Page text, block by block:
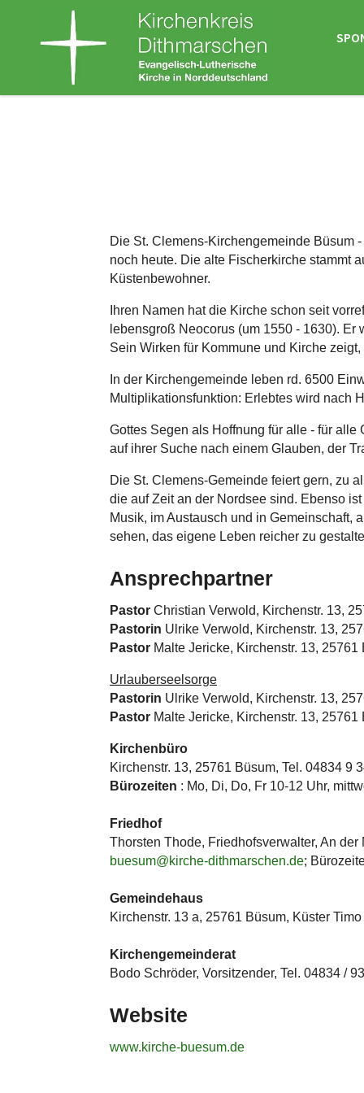
Die St. Clemens-Kirchengemeinde Büsum
noch heute. Die alte Fischerkirche stammt
Küstenbewohner.
Ihren Namen hat die Kirche schon seit
lebensgroß Neocorus (um 1550 - 1630).
Sein Wirken für Kommune und Kirche
In der Kirchengemeinde leben rd. 6500
Multiplikationsfunktion: Erlebtes wird nach
Gottes Segen als Hoffnung für alle - für
auf ihrer Suche nach einem Glauben, der
Die St. Clemens-Gemeinde feiert gern, zu
die auf Zeit an der Nordsee sind. Ebenso
Musik, im Austausch und in Gemeinschaft,
sehen, das eigene Leben reicher zu
Ansprechpartner
Pastor Christian Verwold, Kirchenstr. 13,
Pastorin Ulrike Verwold, Kirchenstr. 13,
Pastor Malte Jericke, Kirchenstr. 13,
Urlauberseelsorge
Pastorin Ulrike Verwold, Kirchenstr. 13,
Pastor Malte Jericke, Kirchenstr. 13,
Kirchenbüro
Kirchenstr. 13, 25761 Büsum, Tel. 04834 9
Bürozeiten : Mo, Di, Do, Fr 10-12 Uhr,
Friedhof
Thorsten Thode, Friedhofsverwalter, An
buesum@kirche-dithmarschen.de;
Gemeindehaus
Kirchenstr. 13 a, 25761 Büsum, Küster
Kirchengemeinderat
Bodo Schröder, Vorsitzender, Tel. 04834 /
Website
www.kirche-buesum.de